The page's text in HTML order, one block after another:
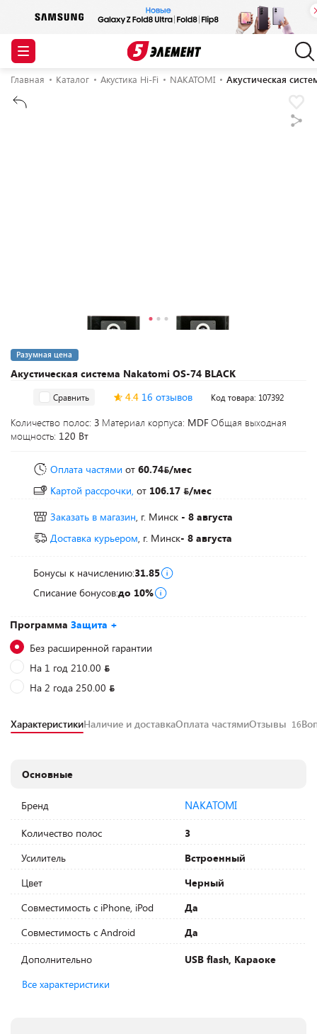
Главная Каталог Акустика Hi-Fi NAKATOMI Акустическая
Акустическая система Nakatomi OS-74 BLACK
Разумная цена
Программа Защита +
Без расширенной гарантии
На 1 год 210.00
На 2 года 250.00
Сравнить 4.4 16 отзывов Код товара: 107392
Количество полос: 3 Материал корпуса: MDFОбщая выходная
мощность: 120 Вт
Оплата частями от 60.74 /мес
Картой рассрочки, от 106.17
/мес
Заказать в магазин, г. Минск - 8 августа
Доставка курьером, г. Минск- 8 августа
Бонусы к начислению:31.85
Списание бонусов:до 10%
ХарактеристикиНаличие и доставкаОплата частямиОтзывы 16
Основные
Бренд NAKATOMI
Количество полос
3
Усилитель
Встроенный
Цвет
Черный
Совместимость с iPhone, iPod
Да
Совместимость с Android
Да
Дополнительно
USB flash, Караоке
Все характеристики